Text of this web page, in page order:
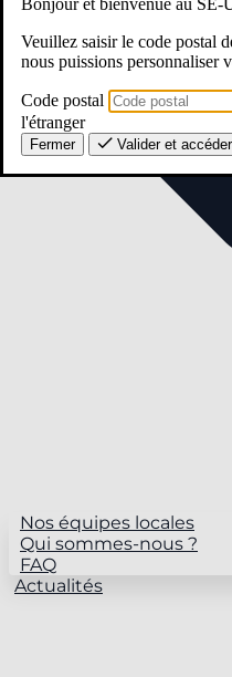
Nos équipes locales
Qui sommes-nous ?
FAQ
Actualités
Veuillez saisir le code postal
nous puissions personnaliser
Code postal
l'étranger
Fermer Valider et